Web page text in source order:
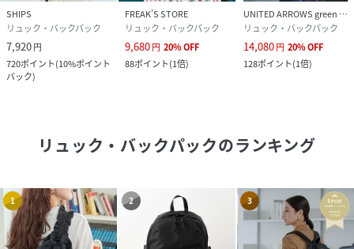
SHIPS
リュック・バックパック
7,920円
720ポイント(10%ポイント
バック)
FREAK’S STORE
リュック・バックパック
9,680円 20%OFF
88ポイント(1倍)
UNITED ARROWS green label relaxing
リュック・バックパック
14,080円 20%OFF
128ポイント(1倍)
リュック・バックパックのランキング
1 2 3